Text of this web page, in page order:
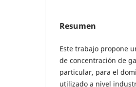
Resumen
Este trabajo propone
de concentración de
particular, para el
utilizado a nivel